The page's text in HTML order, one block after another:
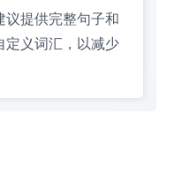
议提供完整句子和
定义词汇，以减少